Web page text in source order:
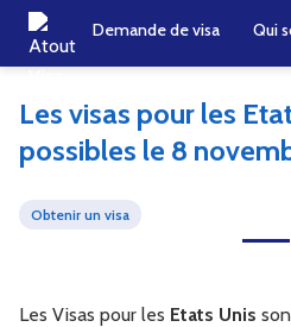
Demande de visa Qui
Les visas pour les
possibles le 8
Obtenir un visa
Les Visas pour les Etats Unis